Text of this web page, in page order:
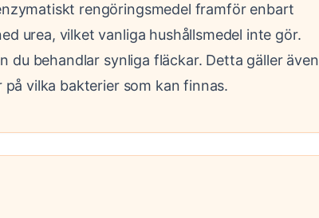
rengöringsmedel framför enbart
urea, vilket vanliga hushållsmedel inte gör.
du behandlar synliga fläckar. Detta gäller även
vilka bakterier som kan finnas.